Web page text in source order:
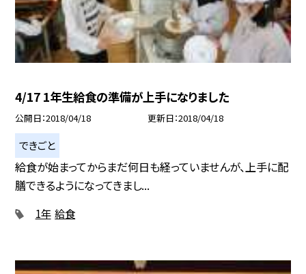
4/17 1年生給食の準備が上手になりました
公開日 2018/04/18 更新日 2018/04/18
できごと
給食が始まってからまだ何日も経っていませんが、上手に配
膳できるようになってきまし...
1年 給食